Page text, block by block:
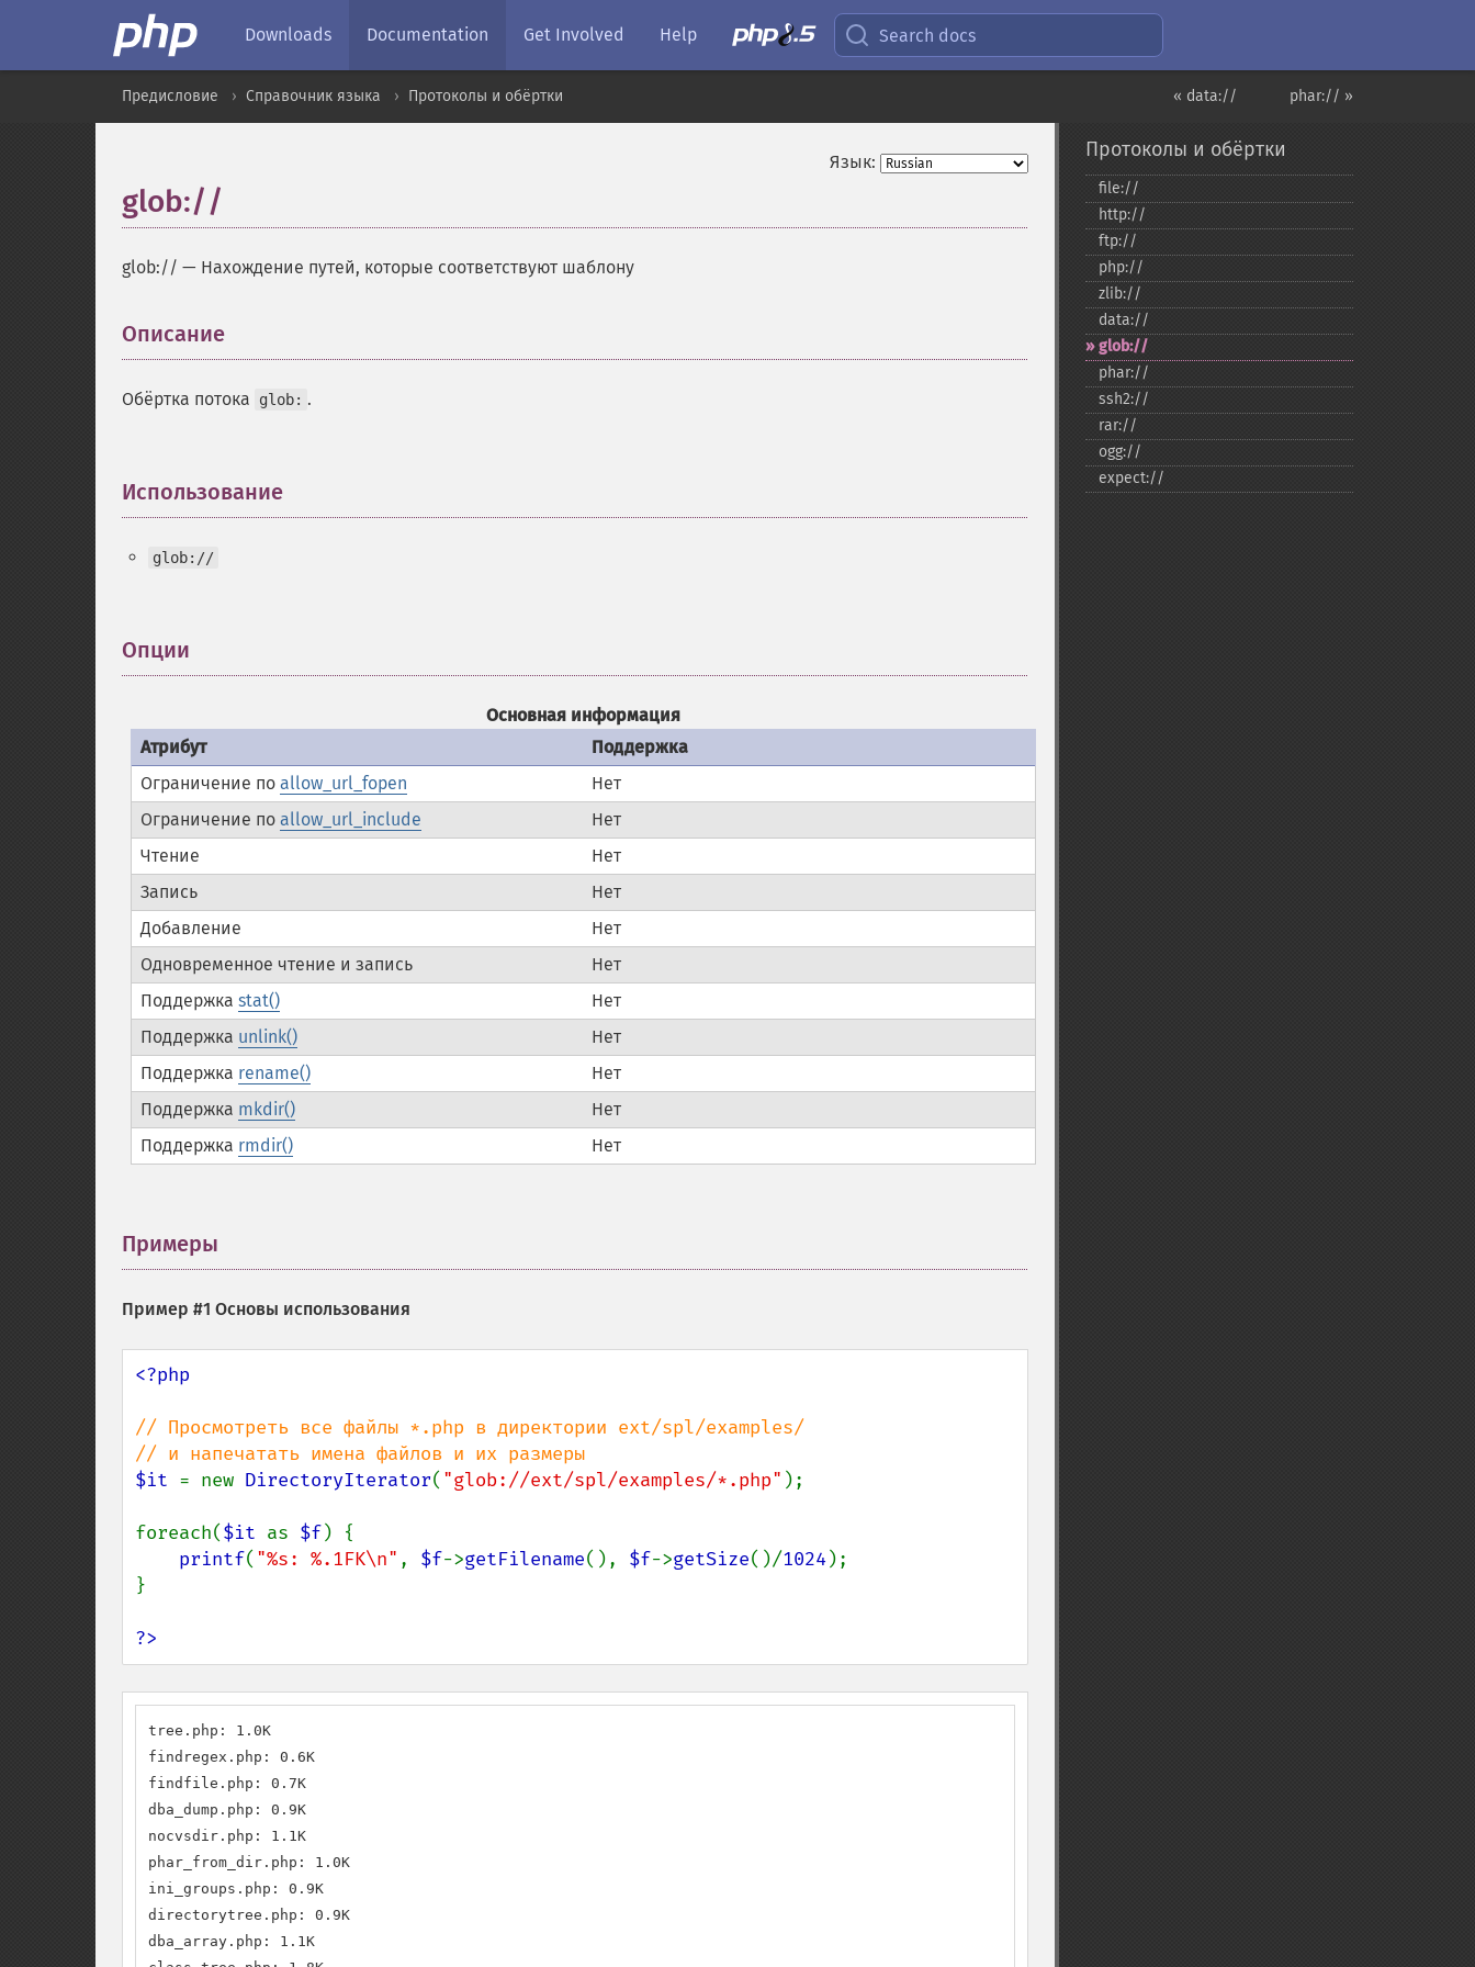
Downloads Documentation Get Involved Help Search docs
phar:// »
« data://
Предисловие Справочник языка Протоколы и обёртки
Язык:
glob://
glob:// — Нахождение путей, которые соответствуют шаблону
Описание
Обёртка потока glob: .
Использование
glob://
Опции
Основная информация
Атрибут
Поддержка
Ограничение поallow_url_fopen
Нет
Ограничение поallow_url_include
Нет
Чтение
Нет
Запись
Нет
Добавление
Нет
Одновременное чтение и запись
Нет
Поддержкаstat()
Нет
Поддержка unlink()
Нет
Поддержка rename()
Нет
Поддержка mkdir()
Нет
Поддержка rmdir() Нет
Примеры
Пример #1 Основы использования
<?php
// Просмотреть все файлы *.php в директории ext/spl/examples/
$it = new DirectoryIterator( "glob://ext/spl/examples/*.php" );
foreach($it as $f) {
printf( "%s: %.1FK\n" , $f->getFilename(), $f->getSize()/1024 );
}
?>
tree.php: 1.0K
findregex.php: 0.6K
findfile.php: 0.7K
dba_dump.php: 0.9K
nocvsdir.php: 1.1K
phar_from_dir.php: 1.0K
ini_groups.php: 0.9K
directorytree.php: 0.9K
dba_array.php: 1.1K
Протоколы и обёртки
file://
http://
ftp://
php://
zlib://
data://
glob://
phar://
ssh2://
rar://
ogg://
expect://